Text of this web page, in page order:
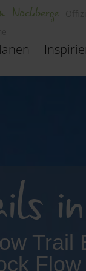
Nockberge.
Trail
Flow